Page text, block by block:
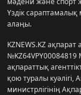
Үздік
алаңы.
KZNEWS.KZ ақпарат
№KZ64VPY00084819
ақпараттық
қою туралы
министрлігінің